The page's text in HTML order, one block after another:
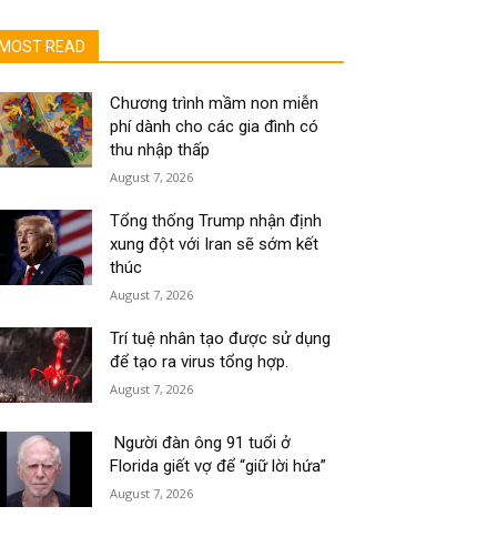
MOST READ
Chương trình mầm non miễn
phí dành cho các gia đình có
thu nhập thấp
August 7, 2026
Tổng thống Trump nhận định
xung đột với Iran sẽ sớm kết
thúc
August 7, 2026
Trí tuệ nhân tạo được sử dụng
để tạo ra virus tổng hợp.
August 7, 2026
Người đàn ông 91 tuổi ở
Florida giết vợ để “giữ lời hứa”
August 7, 2026